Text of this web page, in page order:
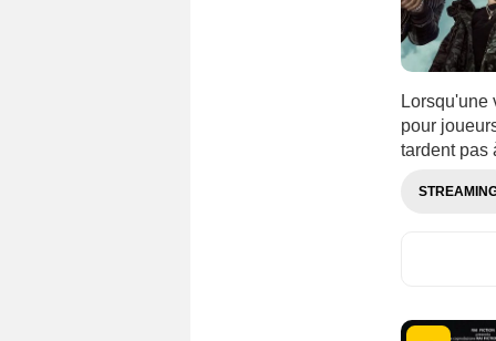
Lorsqu'une
pour
tardent pas